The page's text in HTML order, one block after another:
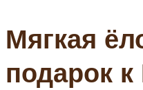
Мягкая
подарок